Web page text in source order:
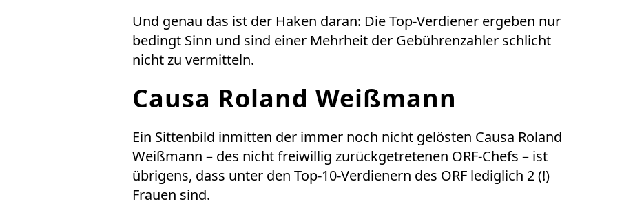
Und genau das ist der Haken daran: Die Top-Verdiener ergeben nur
bedingt Sinn und sind einer Mehrheit der Gebührenzahler schlicht
nicht zu vermitteln.
Causa Roland Weißmann
Ein Sittenbild inmitten der immer noch nicht gelösten Causa Roland
Weißmann – des nicht freiwillig zurückgetretenen ORF-Chefs – ist
übrigens, dass unter den Top-10-Verdienern des ORF lediglich 2 (!)
Frauen sind.